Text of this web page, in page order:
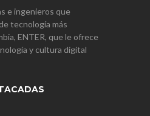
e ingenieros que
tecnología más
ENTER, que le ofrece
y cultura digital